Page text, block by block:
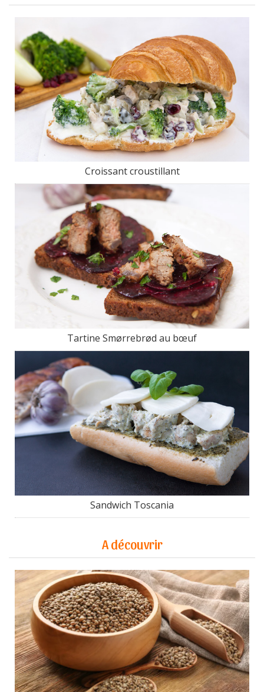
Croissant croustillant
Tartine Smørrebrød au bœuf
Sandwich Toscania
A découvrir